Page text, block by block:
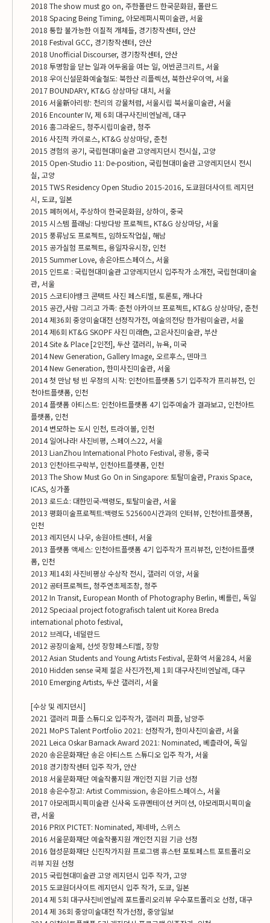
2018 The show must go on, 주한폴란드 한국문화원, 폴란드
2018 Spacing Being Timing, 아모레퍼시픽미술관, 서울
2018 통합 불가능한 이질적 개체들, 경기창작센터, 안산
2018 Festival GCC, 경기창작센터, 안산
2018 Unofficial Discourser, 경기창작센터, 안산
2018 투명함을 닫는 일과 어두움을 여는 일, 어반콘크리트, 서울
2018 우이신설문화예술철도: 북한산 리플렉션, 북한산우이역, 서울
2017 BOUNDARY, KT&G 상상마당 대치, 서울
2016 서울新아리랑: 천리의 강물처럼, 서울시립 북서울미술관, 서울
2016 Encounter IV, 제 6회 대구사진비엔날레, 대구
2016 홈그라운드, 청주시립미술관, 청주
2016 사진적 카이로스, KT&G 상상마당, 춘천
2015 경험의 공기, 국립현대미술관 고양레지던시 전시실, 고양
2015 Open-Studio 11: De-position, 국립현대미술관 고양레지던시 전시
실, 고양
2015 TWS Residency Open Studio 2015-2016, 도쿄원더사이트 레지던
시, 도쿄, 일본
2015 폐허에서, 주상하이 한국문화원, 상하이, 중국
2015 시스템 플래닝: 다방다방 프로젝트, KT&G 상상마당, 서울
2015 풍류남도 프로젝트, 임하도작업실, 해남
2015 공가실험 프로젝트, 용일자유시장, 인천
2015 Summer Love, 송은아트스페이스, 서울
2015 인트로 : 국립현대미술관 고양레지던시 입주작가 소개전, 국립현대미술
관, 서울
2015 스코티아뱅크 콘택트 사진 페스티벌, 토론토, 캐나다
2015 공간,사람 그리고 가족: 춘천 아카이브 프로젝트, KT&G 상상마당, 춘천
2014 제36회 중앙미술대전 선정작가전, 예술의전당 한가람미술관, 서울
2014 제6회 KT&G SKOPF 사진 미래色, 고은사진미술관, 부산
2014 Site & Place [2인전], 두산 갤러리, 뉴욕, 미국
2014 New Generation, Gallery Image, 오르후스, 덴마크
2014 New Generation, 한미사진미술관, 서울
2014 첫 만남 텅 빈 우정의 시작: 인천아트플랫폼 5기 입주작가 프리뷰전, 인
천아트플랫폼, 인천
2014 플랫폼 아티스트: 인천아트플랫폼 4기 입주예술가 결과보고, 인천아트
플랫폼, 인천
2014 변모하는 도시 인천, 트라이볼, 인천
2014 일어나라! 사진비평, 스페이스22, 서울
2013 LianZhou International Photo Festival, 광동, 중국
2013 인천아트구락부, 인천아트플랫폼, 인천
2013 The Show Must Go On in Singapore: 토탈미술관, Praxis Space,
ICAS, 싱가폴
2013 로드쇼: 대한민국-백령도, 토탈미술관, 서울
2013 평화미술프로젝트:백령도 525600시간과의 인터뷰, 인천아트플랫폼,
인천
2013 레지던시 나우, 송원아트센터, 서울
2013 플랫폼 액세스: 인천아트플랫폼 4기 입주작가 프리뷰전, 인천아트플랫
폼, 인천
2013 제14회 사진비평상 수상작 전시, 갤러리 이앙, 서울
2012 공터프로젝트, 청주연초제조창, 청주
2012 In Transit, European Month of Photography Berlin, 베를린, 독일
2012 Speciaal project fotografisch talent uit Korea Breda
international photo festival,
2012 브레다, 네덜란드
2012 공장미술제, 선셋 장항페스티벌, 장항
2012 Asian Students and Young Artists Festival, 문화역 서울284, 서울
2010 Hidden sense 국제 젊은 사진가전,제 1회 대구사진비엔날레, 대구
2010 Emerging Artists, 두산 갤러리, 서울
[수상 및 레지던시]
2021 갤러리 퍼플 스튜디오 입주작가, 갤러리 퍼플, 남양주
2021 MoPS Talent Portfolio 2021: 선정작가, 한미사진미술관, 서울
2021 Leica Oskar Barnack Award 2021: Nominated, 베츨라어, 독일
2020 송은문화재단 송은 아티스트 스튜디오 입주 작가, 서울
2018 경기창작센터 입주 작가, 안산
2018 서울문화재단 예술작품지원 개인전 지원 기금 선정
2018 송은수장고: Artist Commission, 송은아트스페이스, 서울
2017 아모레퍼시픽미술관 신사옥 도큐멘테이션 커미션, 아모레퍼시픽미술
관, 서울
2016 PRIX PICTET: Nominated, 제네바, 스위스
2016 서울문화재단 예술작품지원 개인전 지원 기금 선정
2016 협성문화재단 신진작가지원 프로그램 휴스턴 포토페스트 포트폴리오
리뷰 지원 선정
2015 국립현대미술관 고양 레지던시 입주 작가, 고양
2015 도쿄원더사이트 레지던시 입주 작가, 도쿄, 일본
2014 제 5회 대구사진비엔날레 포트폴리오리뷰 우수포트폴리오 선정, 대구
2014 제 36회 중앙미술대전 작가선정, 중앙일보